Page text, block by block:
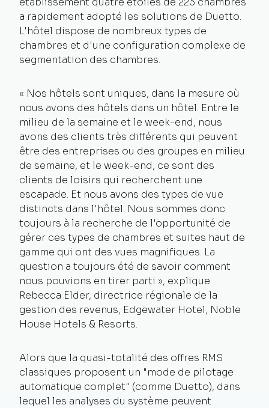
a rapidement adopté les solutions de Duetto.
L'hôtel dispose de nombreux types de
chambres et d'une configuration complexe de
segmentation des chambres.
« Nos hôtels sont uniques, dans la mesure où
nous avons des hôtels dans un hôtel. Entre le
milieu de la semaine et le week-end, nous
avons des clients très différents qui peuvent
être des entreprises ou des groupes en milieu
de semaine, et le week-end, ce sont des
clients de loisirs qui recherchent une
escapade. Et nous avons des types de vue
distincts dans l'hôtel. Nous sommes donc
toujours à la recherche de l'opportunité de
gérer ces types de chambres et suites haut de
gamme qui ont des vues magnifiques. La
question a toujours été de savoir comment
nous pouvions en tirer parti », explique
Rebecca Elder, directrice régionale de la
gestion des revenus, Edgewater Hotel, Noble
House Hotels & Resorts.
Alors que la quasi-totalité des offres RMS
classiques proposent un "mode de pilotage
automatique complet" (comme Duetto), dans
lequel les analyses du système peuvent